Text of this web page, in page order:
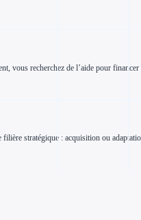
vous recherchez de l’aide pour
stratégique : acquisition ou